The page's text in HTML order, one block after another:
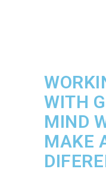
WITH
MIND
MAKE